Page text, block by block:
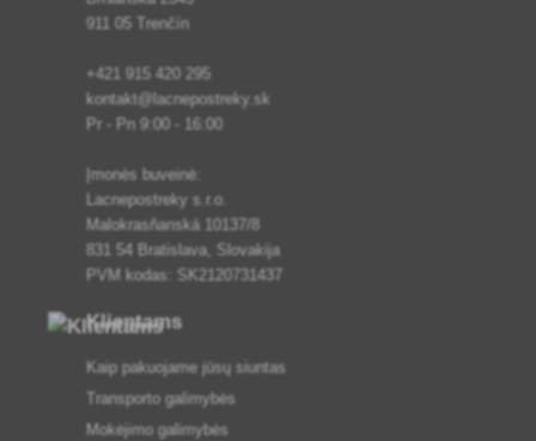
911 05 Trenčín
+421 915 420 295
kontakt@lacnepostreky.sk
Pr - Pn 9:00 - 16:00
Įmonės buveinė:
Lacnepostreky s.r.o.
Malokrasňanská 10137/8
831 54 Bratislava, Slovakija
PVM kodas: SK2120731437
Klientams
Kaip pakuojame jūsų siuntas
Transporto galimybės
Mokėjimo galimybės